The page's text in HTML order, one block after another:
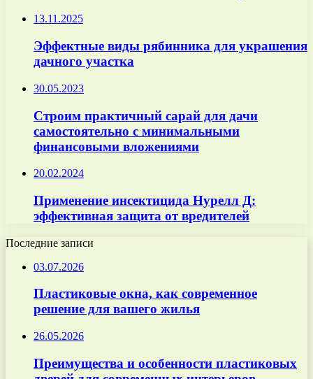
13.11.2025
Эффектные виды рябинника для украшения
дачного участка
30.05.2023
Строим практичный сарай для дачи
самостоятельно с минимальными
финансовыми вложениями
20.02.2024
Применение инсектицида Нурелл Д:
эффективная защита от вредителей
Последние записи
03.07.2026
Пластиковые окна, как современное
решение для вашего жилья
26.05.2026
Преимущества и особенности пластиковых